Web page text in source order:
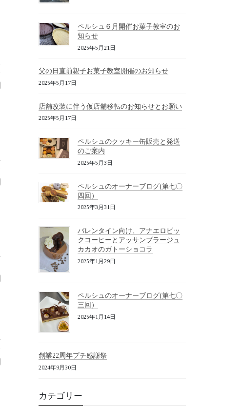
ペルシュ６月開催お菓子教室のお
知らせ
2025年5月21日
父の日直前親子お菓子教室開催のお知らせ
2025年5月17日
店舗改装に伴う仮店舗移転のお知らせとお願い
2025年5月17日
ペルシュのクッキー缶販売と発送
のご案内
2025年5月3日
ペルシュのオーナーブログ(第七〇
四回）
2025年3月31日
バレンタイン向け、アナエロビッ
クコーヒーとアッサンブラージュ
カカオのガトーショコラ
2025年1月29日
ペルシュのオーナーブログ(第七〇
三回）
2025年1月14日
創業22周年プチ感謝祭
2024年9月30日
カテゴリー